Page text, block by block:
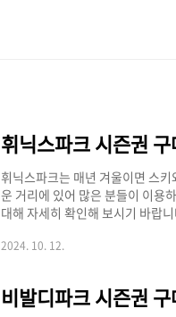
휘닉스파크 시즌권
휘닉스파크는 매년 겨울이면 스
운 거리에 있어 많은 분들이 이용
대해 자세히 확인해 보시기 바랍
락커 시즌패스 판매까지 선착순으
고구매프라임싱글10/8 ~ 11/5일
임패밀리1..
2024. 10. 12.
비발디파크 시즌권